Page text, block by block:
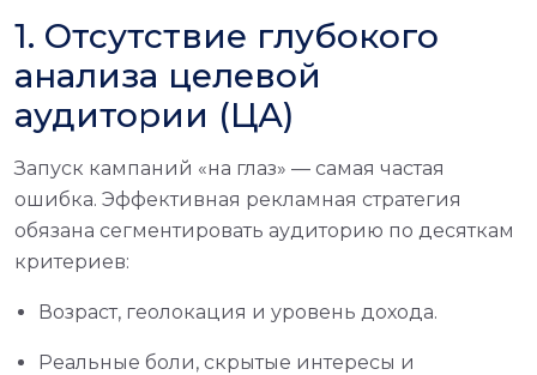
1. Отсутствие глубокого
анализа целевой
аудитории (ЦА)
Запуск кампаний «на глаз» — самая частая
ошибка. Эффективная рекламная стратегия
обязана сегментировать аудиторию по десяткам
критериев:
Возраст, геолокация и уровень дохода.
Реальные боли, скрытые интересы и